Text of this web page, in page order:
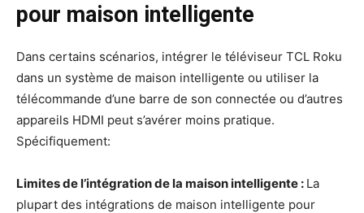
pour maison intelligente
Dans certains scénarios, intégrer le téléviseur TCL Roku
dans un système de maison intelligente ou utiliser la
télécommande d’une barre de son connectée ou d’autres
appareils HDMI peut s’avérer moins pratique.
Spécifiquement:
Limites de l’intégration de la maison intelligente : La
plupart des intégrations de maison intelligente pour